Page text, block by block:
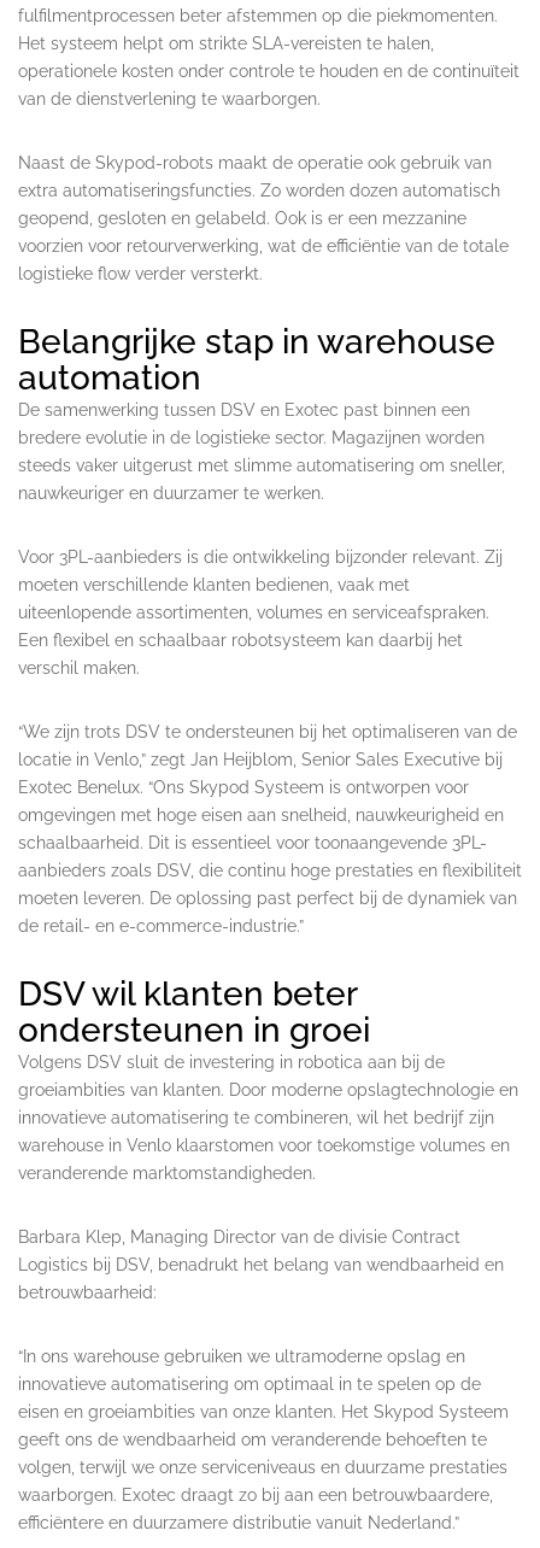
fulfilmentprocessen beter afstemmen op die piekmomenten.
Het systeem helpt om strikte SLA-vereisten te halen,
operationele kosten onder controle te houden en de continuïteit
van de dienstverlening te waarborgen.
Naast de Skypod-robots maakt de operatie ook gebruik van
extra automatiseringsfuncties. Zo worden dozen automatisch
geopend, gesloten en gelabeld. Ook is er een mezzanine
voorzien voor retourverwerking, wat de efficiëntie van de totale
logistieke flow verder versterkt.
Belangrijke stap in warehouse
automation
De samenwerking tussen DSV en Exotec past binnen een
bredere evolutie in de logistieke sector. Magazijnen worden
steeds vaker uitgerust met slimme automatisering om sneller,
nauwkeuriger en duurzamer te werken.
Voor 3PL-aanbieders is die ontwikkeling bijzonder relevant. Zij
moeten verschillende klanten bedienen, vaak met
uiteenlopende assortimenten, volumes en serviceafspraken.
Een flexibel en schaalbaar robotsysteem kan daarbij het
verschil maken.
“We zijn trots DSV te ondersteunen bij het optimaliseren van de
locatie in Venlo,” zegt Jan Heijblom, Senior Sales Executive bij
Exotec Benelux. “Ons Skypod Systeem is ontworpen voor
omgevingen met hoge eisen aan snelheid, nauwkeurigheid en
schaalbaarheid. Dit is essentieel voor toonaangevende 3PL-
aanbieders zoals DSV, die continu hoge prestaties en flexibiliteit
moeten leveren. De oplossing past perfect bij de dynamiek van
de retail- en e-commerce-industrie.”
DSV wil klanten beter
ondersteunen in groei
Volgens DSV sluit de investering in robotica aan bij de
groeiambities van klanten. Door moderne opslagtechnologie en
innovatieve automatisering te combineren, wil het bedrijf zijn
warehouse in Venlo klaarstomen voor toekomstige volumes en
veranderende marktomstandigheden.
Barbara Klep, Managing Director van de divisie Contract
Logistics bij DSV, benadrukt het belang van wendbaarheid en
betrouwbaarheid:
“In ons warehouse gebruiken we ultramoderne opslag en
innovatieve automatisering om optimaal in te spelen op de
eisen en groeiambities van onze klanten. Het Skypod Systeem
geeft ons de wendbaarheid om veranderende behoeften te
volgen, terwijl we onze serviceniveaus en duurzame prestaties
waarborgen. Exotec draagt zo bij aan een betrouwbaardere,
efficiëntere en duurzamere distributie vanuit Nederland.”